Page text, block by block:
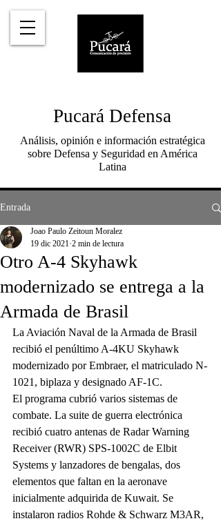
Pucará Defensa
Análisis, opinión e información estratégica
sobre Defensa y Seguridad en América
Latina
Entrada
Otro A-4 Skyhawk
modernizado se entrega a la
Armada de Brasil
Joao Paulo Zeitoun Moralez
19 dic 2021 2 min de lectura
La Aviación Naval de la Armada de Brasil
recibió el penúltimo A-4KU Skyhawk
modernizado por Embraer, el matriculado N-
1021, biplaza y designado AF-1C.
El programa cubrió varios sistemas de
combate. La suite de guerra electrónica
recibió cuatro antenas de Radar Warning
Receiver (RWR) SPS-1002C de Elbit
Systems y lanzadores de bengalas, dos
elementos que faltan en la aeronave
inicialmente adquirida de Kuwait. Se
instalaron radios Rohde & Schwarz M3AR,